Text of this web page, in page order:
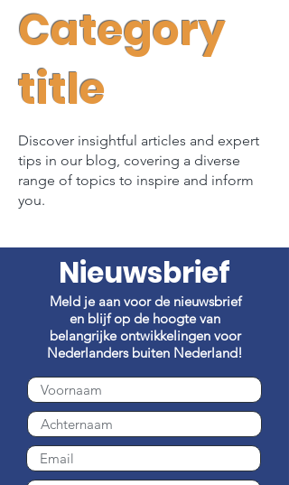
Category
title
Discover insightful articles and expert
tips in our blog, covering a diverse
range of topics to inspire and inform
you.
Nieuwsbrief
Meld je aan voor de nieuwsbrief
en blijf op de hoogte van
belangrijke ontwikkelingen voor
Nederlanders buiten Nederland!